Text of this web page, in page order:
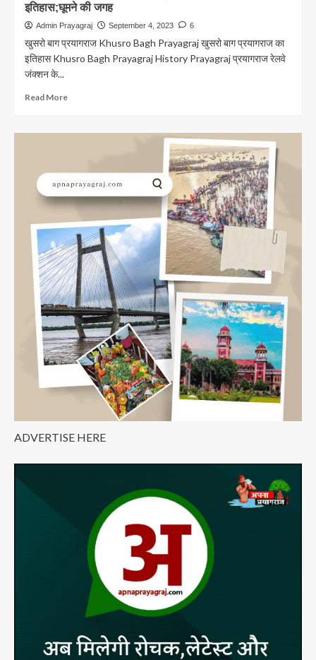
इतिहास;घूमने की जगह
Admin Prayagraj September 4, 2023 6
खुसरो बाग प्रयागराज Khusro Bagh Prayagraj खुसरो बाग प्रयागराज का
इतिहास Khusro Bagh Prayagraj History Prayagraj प्रयागराज रेलवे
जंक्शन के...
Read MoreRead
Khusro
खुसरो
बाग
प्रयागराज
इतिहास;घूमने
की
जगह
ADVERTISE HERE